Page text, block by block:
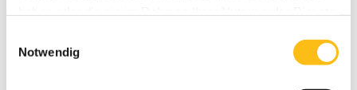
Notwendig
Ja – aber eben anders. Kein Klettergarten,
sondern ein urbanes Erlebniszentrum mit Spiel,
Spaß und Bewegung.